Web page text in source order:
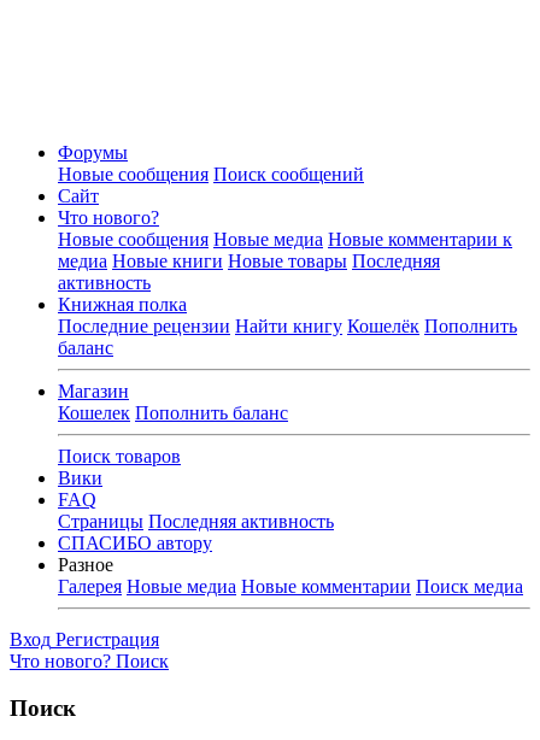
Форумы
Новые сообщения Поиск сообщений
Сайт
Что нового?
Новые сообщения Новые медиа Новые комментарии к
медиа Новые книги Новые товары Последняя
активность
Книжная полка
Последние рецензии Найти книгу Кошелёк Пополнить
баланс
Магазин
Кошелек Пополнить баланс
Поиск товаров
Вики
FAQ
Страницы Последняя активность
СПАСИБО автору
Разное
Галерея Новые медиа Новые комментарии Поиск медиа
Вход Регистрация
Что нового? Поиск
Поиск